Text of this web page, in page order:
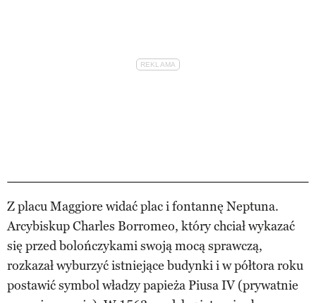
Z placu Maggiore widać plac i fontannę Neptuna.
Arcybiskup Charles Borromeo, który chciał wykazać
się przed bolończykami swoją mocą sprawczą,
rozkazał wyburzyć istniejące budynki i w półtora roku
postawić symbol władzy papieża Piusa IV (prywatnie